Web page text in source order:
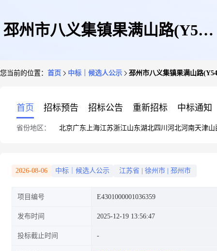
邳州市八义集镇果满山路(Y549
您当前的位置： 首页 中标｜候选人公示 邳州市八义集镇果满山路
首页 招标预告 招标公告 重新招标 中标通知
省份地区： 北京广东 上海江苏浙江山东湖北四川 河北河南天津山
2026-08-06 中标｜候选人公示 江苏省 徐州市 邳州市
项目编号 E4301000001036359
发布时间 2025-12-19 13:56:47
投标截止时间